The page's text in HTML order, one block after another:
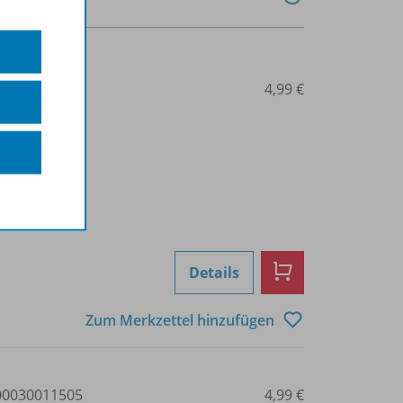
4,99 €
Details
Zum Merkzettel hinzufügen
4,99 €